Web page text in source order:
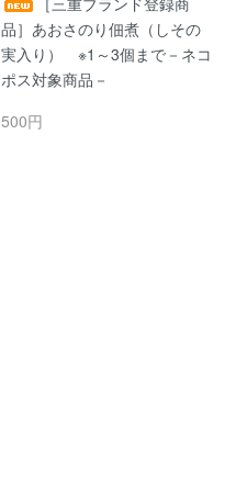
品］あおさのり佃煮（しその
実入り） ※1～3個まで－ネコ
ポス対象商品－
500円